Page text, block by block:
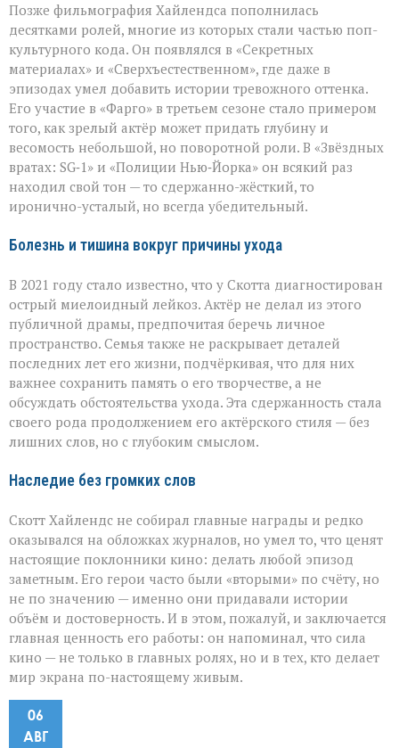
Позже фильмография Хайлендса пополнилась
десятками ролей, многие из которых стали частью поп-
культурного кода. Он появлялся в «Секретных
материалах» и «Сверхъестественном», где даже в
эпизодах умел добавить истории тревожного оттенка.
Его участие в «Фарго» в третьем сезоне стало примером
того, как зрелый актёр может придать глубину и
весомость небольшой, но поворотной роли. В «Звёздных
вратах: SG‑1» и «Полиции Нью‑Йорка» он всякий раз
находил свой тон — то сдержанно-жёсткий, то
иронично-усталый, но всегда убедительный.
Болезнь и тишина вокруг причины ухода
В 2021 году стало известно, что у Скотта диагностирован
острый миелоидный лейкоз. Актёр не делал из этого
публичной драмы, предпочитая беречь личное
пространство. Семья также не раскрывает деталей
последних лет его жизни, подчёркивая, что для них
важнее сохранить память о его творчестве, а не
обсуждать обстоятельства ухода. Эта сдержанность стала
своего рода продолжением его актёрского стиля — без
лишних слов, но с глубоким смыслом.
Наследие без громких слов
Скотт Хайлендс не собирал главные награды и редко
оказывался на обложках журналов, но умел то, что ценят
настоящие поклонники кино: делать любой эпизод
заметным. Его герои часто были «вторыми» по счёту, но
не по значению — именно они придавали истории
объём и достоверность. И в этом, пожалуй, и заключается
главная ценность его работы: он напоминал, что сила
кино — не только в главных ролях, но и в тех, кто делает
мир экрана по-настоящему живым.
06
АВГ